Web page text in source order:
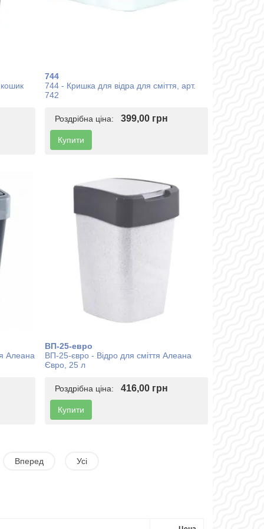
744
744 - Кришка для відра для сміття, арт.
742
Роздрібна ціна:399,00 грн
Купити
Алеана
ВП-25-евро
ВП-25-євро - Відро для сміття Алеана
Євро, 25 л
Роздрібна ціна:416,00 грн
Купити
Вперед Усі